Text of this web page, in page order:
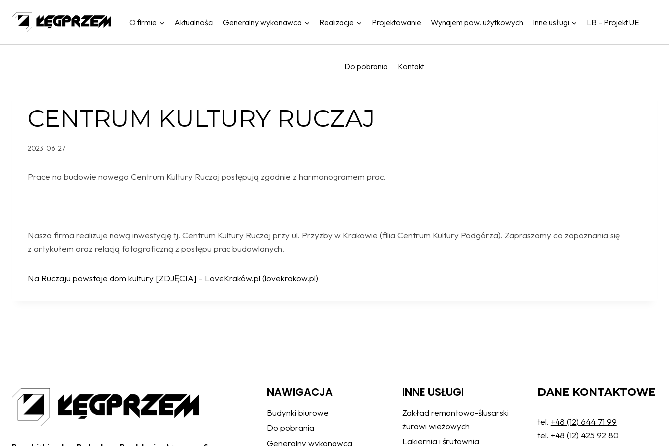
treści
O firmie Aktualności Generalny wykonawca Realizacje Projektowanie Wynajem pow. użytkowych Inne usługi LB – Projekt UE
Do pobrania Kontakt
CENTRUM KULTURY RUCZAJ
2023-06-27
Prace na budowie nowego Centrum Kultury Ruczaj postępują zgodnie z harmonogramem prac.
Nasza firma realizuje nową inwestycję tj. Centrum Kultury Ruczaj przy ul. Przyzby w Krakowie (filia Centrum Kultury Podgórza). Zapraszamy do zapoznania się
z artykułem oraz relacją fotograficzną z postępu prac budowlanych.
Na Ruczaju powstaje dom kultury [ZDJĘCIA] – LoveKraków.pl (lovekrakow.pl)
NAWIGACJA
Budynki biurowe
Do pobrania
Generalny wykonawca
INNE USŁUGI
Zakład remontowo-ślusarski
żurawi wieżowych
Lakiernia i śrutownia
DANE KONTAKTOWE
tel. +48 (12) 644 71 99
tel. +48 (12) 425 92 80